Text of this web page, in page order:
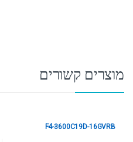
מוצרים קשורים
F4-3600C19D-16GVRB